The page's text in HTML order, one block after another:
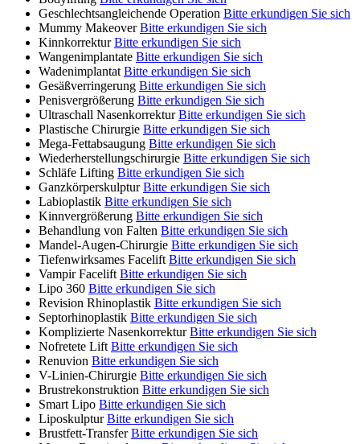
Geschlechtsangleichende Operation Bitte erkundigen Sie sich
Mummy Makeover Bitte erkundigen Sie sich
Kinnkorrektur Bitte erkundigen Sie sich
Wangenimplantate Bitte erkundigen Sie sich
Wadenimplantat Bitte erkundigen Sie sich
Gesäßverringerung Bitte erkundigen Sie sich
Penisvergrößerung Bitte erkundigen Sie sich
Ultraschall Nasenkorrektur Bitte erkundigen Sie sich
Plastische Chirurgie Bitte erkundigen Sie sich
Mega-Fettabsaugung Bitte erkundigen Sie sich
Wiederherstellungschirurgie Bitte erkundigen Sie sich
Schläfe Lifting Bitte erkundigen Sie sich
Ganzkörperskulptur Bitte erkundigen Sie sich
Labioplastik Bitte erkundigen Sie sich
Kinnvergrößerung Bitte erkundigen Sie sich
Behandlung von Falten Bitte erkundigen Sie sich
Mandel-Augen-Chirurgie Bitte erkundigen Sie sich
Tiefenwirksames Facelift Bitte erkundigen Sie sich
Vampir Facelift Bitte erkundigen Sie sich
Lipo 360 Bitte erkundigen Sie sich
Revision Rhinoplastik Bitte erkundigen Sie sich
Septorhinoplastik Bitte erkundigen Sie sich
Komplizierte Nasenkorrektur Bitte erkundigen Sie sich
Nofretete Lift Bitte erkundigen Sie sich
Renuvion Bitte erkundigen Sie sich
V-Linien-Chirurgie Bitte erkundigen Sie sich
Brustrekonstruktion Bitte erkundigen Sie sich
Smart Lipo Bitte erkundigen Sie sich
Liposkulptur Bitte erkundigen Sie sich
Brustfett-Transfer Bitte erkundigen Sie sich